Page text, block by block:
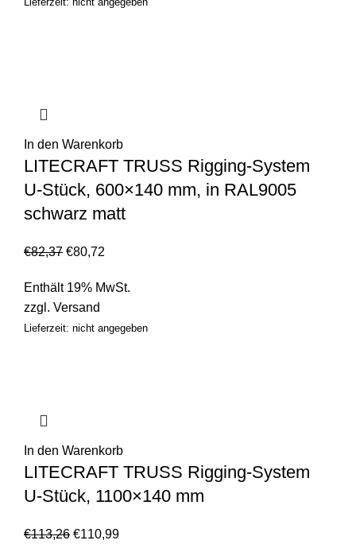
In den Warenkorb
LITECRAFT TRUSS Rigging-System
U-Stück, 600×140 mm, in RAL9005
schwarz matt
€82,37 €80,72
Enthält 19% MwSt.
zzgl. Versand
Lieferzeit: nicht angegeben
In den Warenkorb
LITECRAFT TRUSS Rigging-System
U-Stück, 1100×140 mm
€113,26 €110,99